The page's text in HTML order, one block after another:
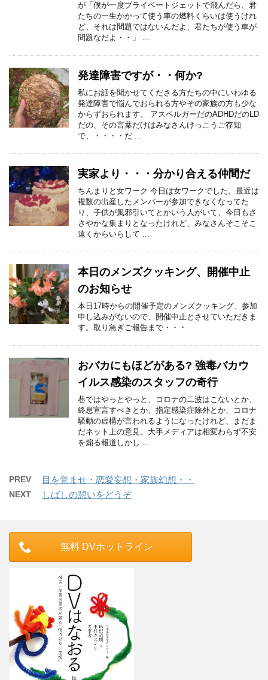
が「僕が一度プライベートジェットで飛んだら、君
たちの一生かかって使う車の燃料くらいは使うけれ
ど、それは問題ではないんだよ、君たちが使う車が
問題なだよ・・」 ...
発達障害ですが・・何か?
私にお話を聞かせてくださる方たちの中にいわゆる
発達障害で悩んでおられる方やその家族の方も少な
からずおられます。 アスペルガーだのADHDだのLD
だの、その言葉だけはみなさんけっこうご存知
で、・・・・だ ...
実家より・・・分かり合える仲間だ
ちんまりと女ワーク 今日は女ワークでした。最近は
複数の出産したメンバーが参加できなくなってた
り、子供が風邪引いてとかいう人がいて、今日もさ
さやかな集まりとなったけれど、みなさんそこそこ
遠くからいらして ...
本日のメンズクッキング、開催中止
のお知らせ
本日17時からの開催予定のメンズクッキング、参加
申し込みがないので、開催中止とさせていただきま
す。取り急ぎご報告まで・・・
おバカにもほどがある? 強毒バカウ
イルス感染のスタッフの奇行
巷ではやっとやっと、コロナの二波はこないとか、
終息宣言すべきとか、指定感染症除外とか、コロナ
騒動の虚構が言われるようになったけれど、まだま
だネット上の意見。大手メディアは相変わらず不安
を煽る報道しかし ...
PREV 目を覚ませ・恋愛妄想・家族幻想・・
NEXT しばしの憩いをどうぞ
無料 DVホットライン